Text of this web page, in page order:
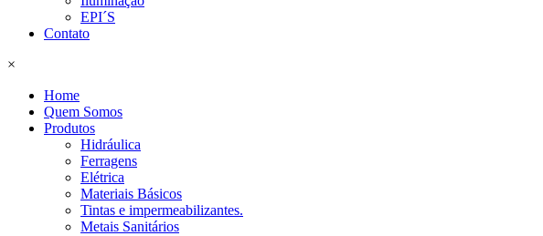
EPI´S
Contato
×
Home
Quem Somos
Produtos
Hidráulica
Ferragens
Elétrica
Materiais Básicos
Tintas e impermeabilizantes.
Metais Sanitários